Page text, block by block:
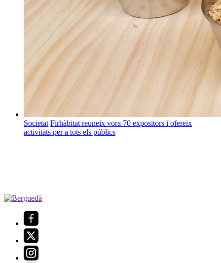
Societat Firhàbitat reuneix vora 70 expositors i ofereix
activitats per a tots els públics